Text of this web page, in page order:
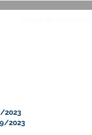
2023
2023